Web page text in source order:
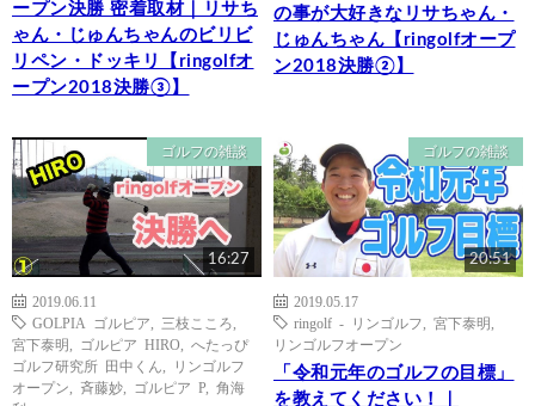
ープン決勝 密着取材｜リサち
ゃん・じゅんちゃんのビリビ
リペン・ドッキリ【ringolfオ
ープン2018決勝③】
の事が大好きなリサちゃん・
じゅんちゃん【ringolfオープ
ン2018決勝②】
ゴルフの雑談
16:27
2019.06.11
GOLPIA ゴルピア
三枝こころ
宮下泰明
ゴルピア HIRO
へたっぴ
ゴルフ研究所 田中くん
リンゴルフ
オープン
斉藤妙 ゴルピア P
角海
ゴルフの雑談
20:51
2019.05.17
ringolf - リンゴルフ
宮下泰明
リンゴルフオープン
「令和元年のゴルフの目標」
を教えてください！｜